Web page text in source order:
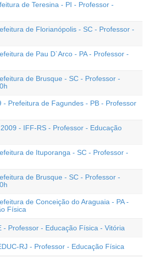
de Teresina - PI - Professor -
de Florianópolis - SC - Professor -
de Pau D`Arco - PA - Professor -
de Brusque - SC - Professor -
- Prefeitura de Fagundes - PB - Professor
- IFF-RS - Professor - Educação
de Ituporanga - SC - Professor -
de Brusque - SC - Professor -
de Conceição do Araguaia - PA -
Física
- Professor - Educação Física - Vitória
RJ - Professor - Educação Física